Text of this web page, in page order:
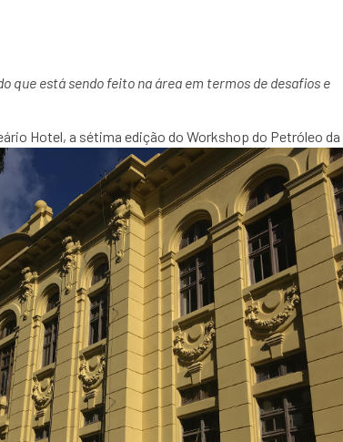
que está sendo feito na área em termos de desafios e
Hotel, a sétima edição do Workshop do Petróleo da